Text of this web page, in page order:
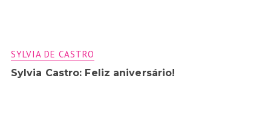
SYLVIA DE CASTRO
Sylvia Castro: Feliz aniversário!